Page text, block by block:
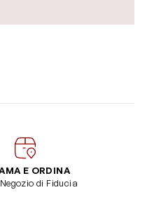
E ORDINA
di Fiducia